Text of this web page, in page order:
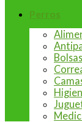
Perros